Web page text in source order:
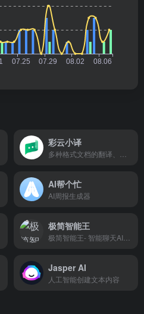
彩云小译
AI帮个忙
AI周报生成器
极简智能王
Jasper AI
人工智能创建文本内容